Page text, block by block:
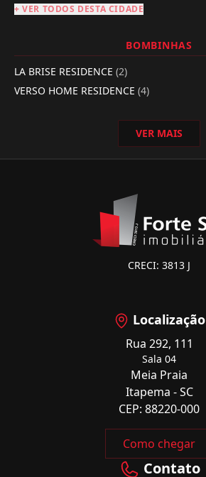
+ VER TODOS DESTA CIDADE
BOMBINHAS
LA BRISE RESIDENCE (2)
VERSO HOME RESIDENCE (4)
VER MAIS
CRECI: 3813 J
Localização
Rua 292, 111
Sala 04
Meia Praia
Itapema - SC
CEP: 88220-000
Como chegar
Contato